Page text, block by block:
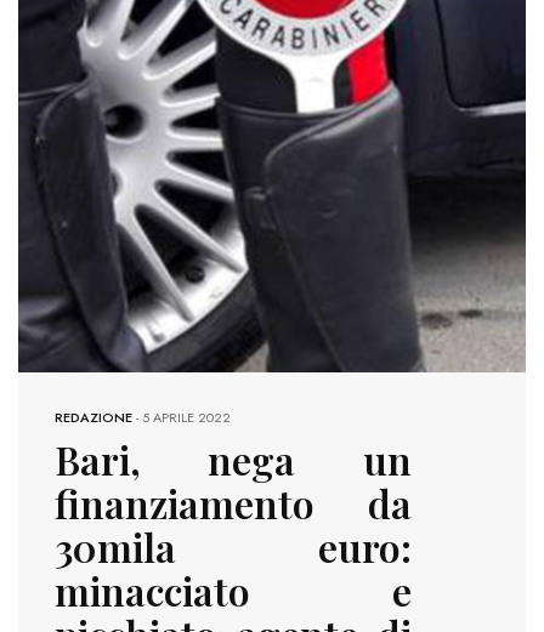
REDAZIONE-5 APRILE 2022
Bari, nega un
finanziamento da
30mila euro:
minacciato e